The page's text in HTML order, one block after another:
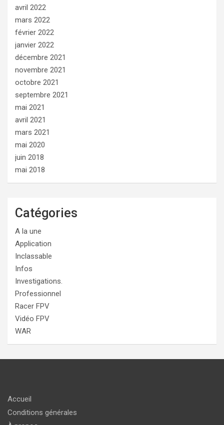
avril 2022
mars 2022
février 2022
janvier 2022
décembre 2021
novembre 2021
octobre 2021
septembre 2021
mai 2021
avril 2021
mars 2021
mai 2020
juin 2018
mai 2018
Catégories
A la une
Application
Inclassable
Infos
Investigations.
Professionnel
Racer FPV
Vidéo FPV
WAR
Accueil
Conditions générales